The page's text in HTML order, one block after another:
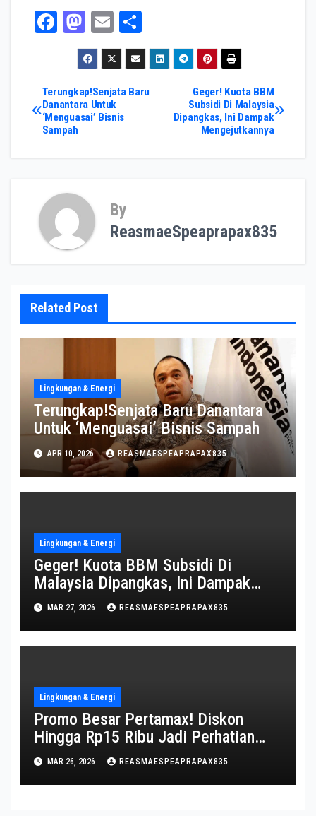
Fa
ce
bo
ok
M
as
to
do
n
E
m
ail
ar
e
Post
navigation
Geger! Kuota BBM
Subsidi Di Malaysia
Dipangkas, Ini Dampak
Mengejutkannya
Terungkap!Senjata Baru
Danantara Untuk
‘Menguasai’ Bisnis
Sampah
By
ReasmaeSpeaprapax835
Related Post
Lingkungan & Energi
Terungkap!Senjata Baru Danantara
Untuk ‘Menguasai’ Bisnis Sampah
APR 10, 2026 REASMAESPEAPRAPAX835
Lingkungan & Energi
Geger! Kuota BBM Subsidi Di
Malaysia Dipangkas, Ini Dampak
Mengejutkannya
MAR 27, 2026 REASMAESPEAPRAPAX835
Lingkungan & Energi
Promo Besar Pertamax! Diskon
Hingga Rp15 Ribu Jadi Perhatian
Pengendara
MAR 26, 2026 REASMAESPEAPRAPAX835